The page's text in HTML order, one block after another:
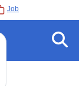
Job